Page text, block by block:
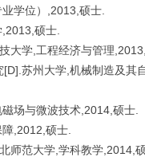
学位）,2013,硕士.
硕士.
大学,工程经济与管理
苏州大学,机械制造及其
场与微波技术,2014,硕士.
,2012,硕士.
师范大学,学科教学,2014,